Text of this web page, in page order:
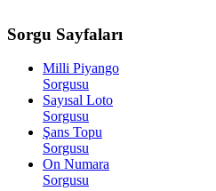
Sorgu Sayfaları
Milli Piyango
Sorgusu
Sayısal Loto
Sorgusu
Şans Topu
Sorgusu
On Numara
Sorgusu